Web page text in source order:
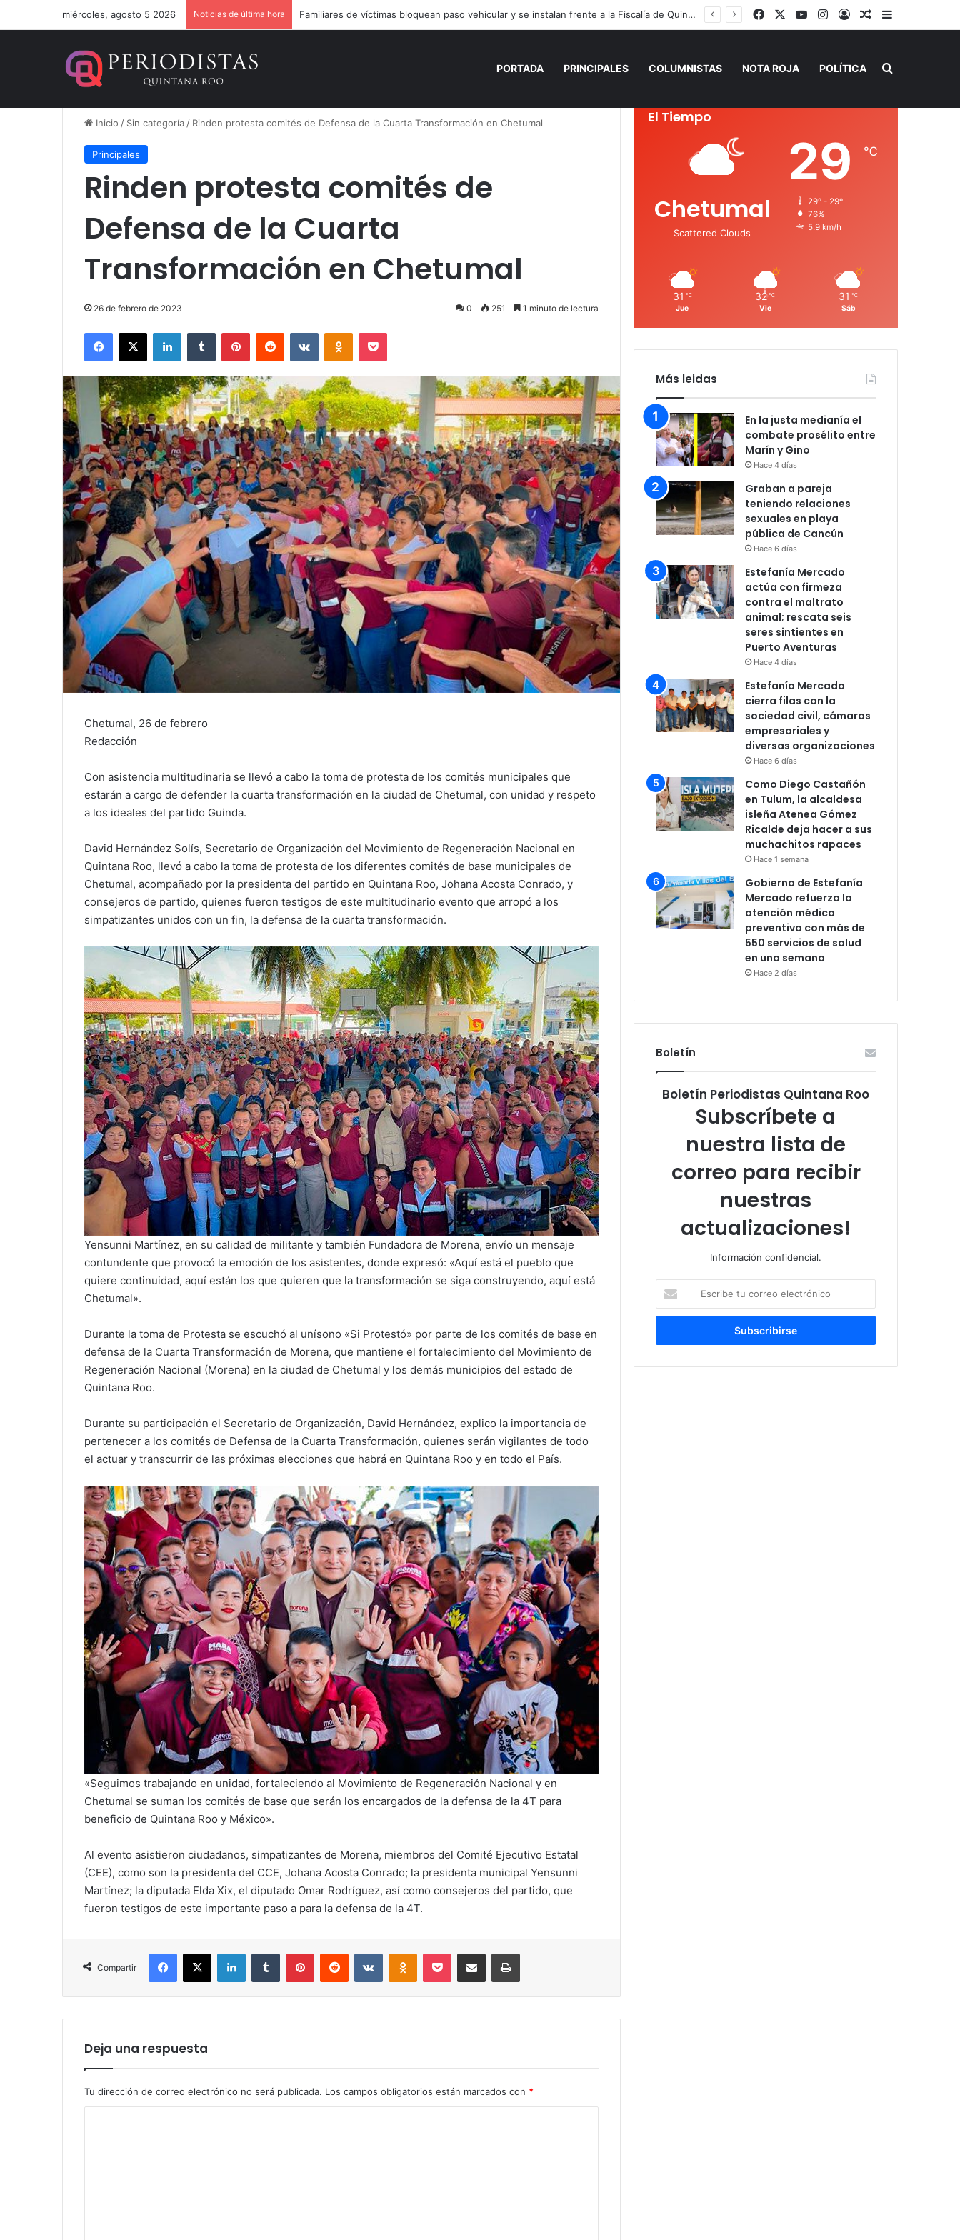
miércoles, agosto 5 2026 Noticias de última hora Renán Sánchez Tajonar lanza programa de entrega de kits de libretas para estudiantes cozumeleños FacebookYouTubeInstagram
AccesoPublicación al
Barra lateral
PORTADA PRINCIPALES COLUMNISTAS NOTA ROJA POLÍTICA Buscar por
Inicio / Sin categoría / Rinden protesta comités de Defensa de la Cuarta Transformación en Chetumal
Principales
Rinden protesta comités de
Defensa de la Cuarta
Transformación en Chetumal
26 de febrero de 2023 0 251 1 minuto de lectura
Facebook
X LinkedInTumblr PinterestReddit VKontakteOdnoklassniki
Pocket
Chetumal, 26 de febrero
Redacción
Con asistencia multitudinaria se llevó a cabo la toma de protesta de los comités municipales que
estarán a cargo de defender la cuarta transformación en la ciudad de Chetumal, con unidad y respeto
a los ideales del partido Guinda.
David Hernández Solís, Secretario de Organización del Movimiento de Regeneración Nacional en
Quintana Roo, llevó a cabo la toma de protesta de los diferentes comités de base municipales de
Chetumal, acompañado por la presidenta del partido en Quintana Roo, Johana Acosta Conrado, y
consejeros de partido, quienes fueron testigos de este multitudinario evento que arropó a los
simpatizantes unidos con un fin, la defensa de la cuarta transformación.
Yensunni Martínez, en su calidad de militante y también Fundadora de Morena, envío un mensaje
contundente que provocó la emoción de los asistentes, donde expresó: «Aquí está el pueblo que
quiere continuidad, aquí están los que quieren que la transformación se siga construyendo, aquí está
Chetumal».
Durante la toma de Protesta se escuchó al unísono «Si Protestó» por parte de los comités de base en
defensa de la Cuarta Transformación de Morena, que mantiene el fortalecimiento del Movimiento de
Regeneración Nacional (Morena) en la ciudad de Chetumal y los demás municipios del estado de
Quintana Roo.
Durante su participación el Secretario de Organización, David Hernández, explico la importancia de
pertenecer a los comités de Defensa de la Cuarta Transformación, quienes serán vigilantes de todo
el actuar y transcurrir de las próximas elecciones que habrá en Quintana Roo y en todo el País.
«Seguimos trabajando en unidad, fortaleciendo al Movimiento de Regeneración Nacional y en
Chetumal se suman los comités de base que serán los encargados de la defensa de la 4T para
beneficio de Quintana Roo y México».
Al evento asistieron ciudadanos, simpatizantes de Morena, miembros del Comité Ejecutivo Estatal
(CEE), como son la presidenta del CCE, Johana Acosta Conrado; la presidenta municipal Yensunni
Martínez; la diputada Elda Xix, el diputado Omar Rodríguez, así como consejeros del partido, que
fueron testigos de este importante paso a para la defensa de la 4T.
Compartir
Facebook
X LinkedInTumblr PinterestReddit VKontakteOdnoklassniki
Pocket Compartir por correo electrónicoImprimir
Deja una respuesta
Tu dirección de correo electrónico no será publicada. Los campos obligatorios están marcados con *
El Tiempo
Chetumal
Scattered Clouds
29 ℃
29º - 29º
76%
5.9 km/h
31 ℃
Jue
32 ℃
Vie
31 ℃
Sáb
Más leidas
En la justa medianía el
combate prosélito entre
Marín y Gino
Hace 4 días
Graban a pareja
teniendo relaciones
sexuales en playa
pública de Cancún
Hace 6 días
Estefanía Mercado
actúa con firmeza
contra el maltrato
animal; rescata seis
seres sintientes en
Puerto Aventuras
Hace 4 días
Estefanía Mercado
cierra filas con la
sociedad civil, cámaras
empresariales y
diversas organizaciones
Hace 6 días
Como Diego Castañón
en Tulum, la alcaldesa
isleña Atenea Gómez
Ricalde deja hacer a sus
muchachitos rapaces
Hace 1 semana
Gobierno de Estefanía
Mercado refuerza la
atención médica
preventiva con más de
550 servicios de salud
en una semana
Hace 2 días
Boletín
Boletín Periodistas Quintana Roo
Subscríbete a
nuestra lista de
correo para recibir
nuestras
actualizaciones!
Información confidencial.
tu
correo